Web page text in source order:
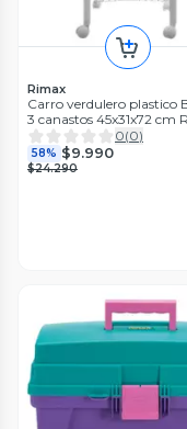
Rimax
Carro verdulero plastico
3 canastos 45x31x72 cm
0(0)
58% $9.990
$24.290